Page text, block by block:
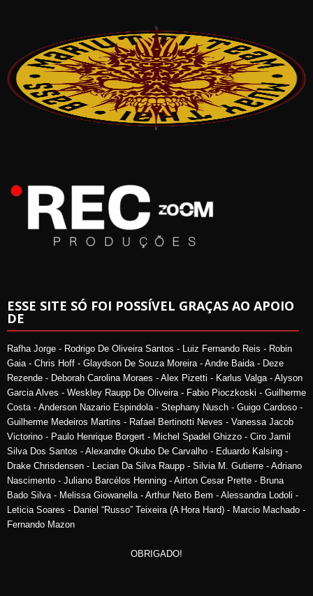
ESSE SITE SÓ FOI POSSÍVEL GRAÇAS AO APOIO
DE
Rafha Jorge - Rodrigo De Oliveira Santos - Luiz Fernando Reis - Robin
Gaia - Chris Hoff - Glaydson De Souza Moreira - Andre Baida - Deze
Rezende - Deborah Carolina Moraes - Alex Pizetti - Karlus Valga - Alyson
Garcia Alves - Weskley Raupp De Oliveira - Fabio Pioczkoski - Guilherme
Costa - Anderson Nazario Espindola - Stephany Nusch - Guigo Cardoso -
Guilherme Medeiros Martins - Rafael Bertinotti Neves - Vanessa Jacob
Victorino - Paulo Henrique Borgert - Michel Spadel Ghizzo - Ciro Jamil
Silva Dos Santos - Alexandre Okubo De Carvalho - Eduardo Kalsing -
Drake Chrisdensen - Lecian Da Silva Raupp - Silvia M. Gutierre - Adriano
Nascimento - Juliano Barcélos Henning - Airton Cesar Prette - Bruna
Bado Silva - Melissa Giowanella - Arthur Neto Bem - Alessandra Lodoli -
Leticia Soares - Daniel “Russo” Teixeira (A Hora Hard) - Marcio Machado -
Fernando Mazon
OBRIGADO!